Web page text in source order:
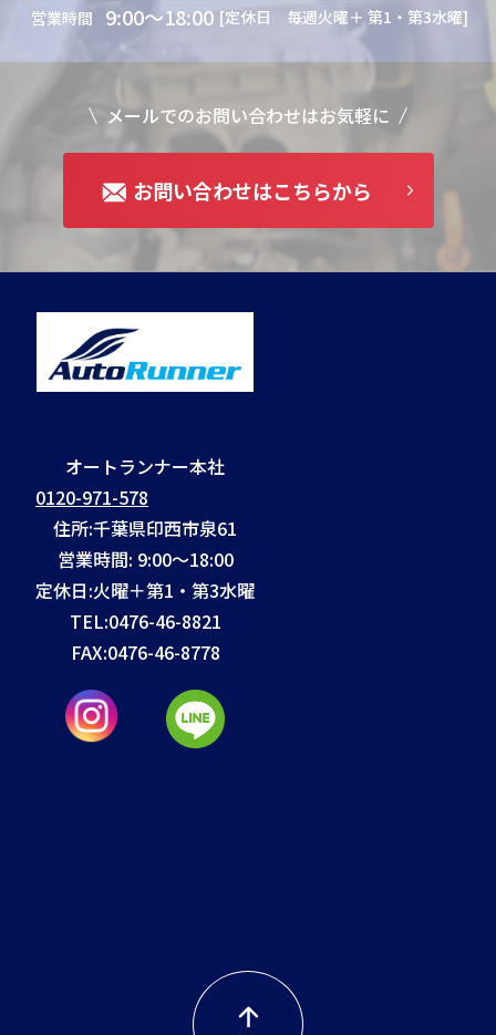
営業時間 9:00～18:00 [定休日 毎週火曜＋ 第1・第3水曜]
メールでのお問い合わせはお気軽に
お問い合わせはこちらから
オートランナー本社
0120-971-578
住所:千葉県印西市泉61
営業時間: 9:00～18:00
定休日:火曜＋第1・第3水曜
TEL:0476-46-8821
FAX:0476-46-8778